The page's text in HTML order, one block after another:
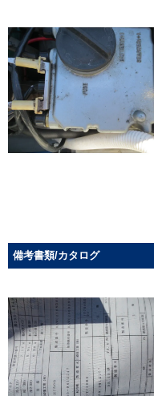
備考書類/カタログ